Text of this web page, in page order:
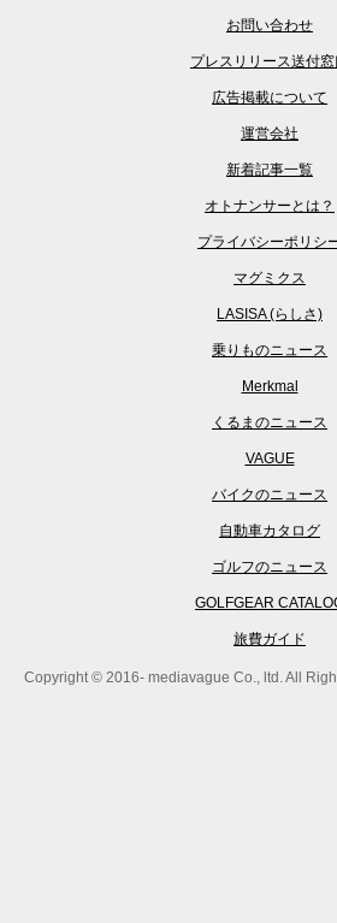
お問い合わせ
プレスリリース送付窓
広告掲載について
運営会社
新着記事一覧
オトナンサーとは？
プライバシーポリシ
マグミクス
LASISA (らしさ)
乗りものニュース
Merkmal
くるまのニュース
VAGUE
バイクのニュース
自動車カタログ
ゴルフのニュース
GOLFGEAR
旅費ガイド
Copyright © 2016- mediavague Co., ltd. All